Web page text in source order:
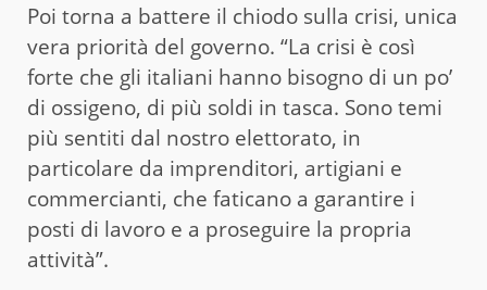
Poi torna a battere il chiodo sulla crisi, unica
vera priorità del governo. “La crisi è così
forte che gli italiani hanno bisogno di un po’
di ossigeno, di più soldi in tasca. Sono temi
più sentiti dal nostro elettorato, in
particolare da imprenditori, artigiani e
commercianti, che faticano a garantire i
posti di lavoro e a proseguire la propria
attività”.